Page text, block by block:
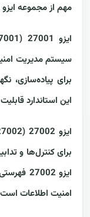
مهم از مجموعه ایزو 27000 را معرفی می‌کنم:
برای پیاده‌سازی،
این استاندارد
برای کنترل‌ها و
ایزو
امنیت اطلاعات